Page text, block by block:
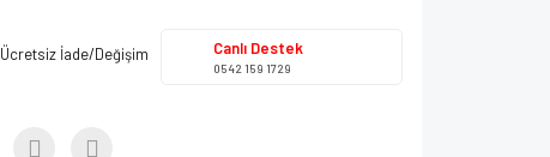
Ücretsiz İade/Değişim Canlı Destek
0542 159 1729